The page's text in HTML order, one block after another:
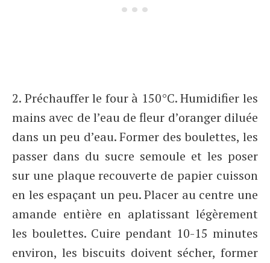
2. Préchauffer le four à 150°C. Humidifier les
mains avec de l’eau de fleur d’oranger diluée
dans un peu d’eau. Former des boulettes, les
passer dans du sucre semoule et les poser
sur une plaque recouverte de papier cuisson
en les espaçant un peu. Placer au centre une
amande entière en aplatissant légèrement
les boulettes. Cuire pendant 10-15 minutes
environ, les biscuits doivent sécher, former